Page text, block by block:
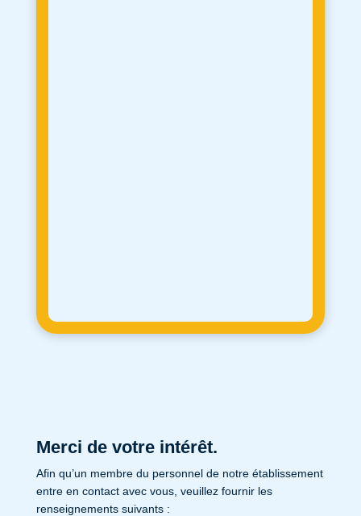
Merci de votre intérêt.
Afin qu’un membre du personnel de notre établissement
entre en contact avec vous, veuillez fournir les
renseignements suivants :